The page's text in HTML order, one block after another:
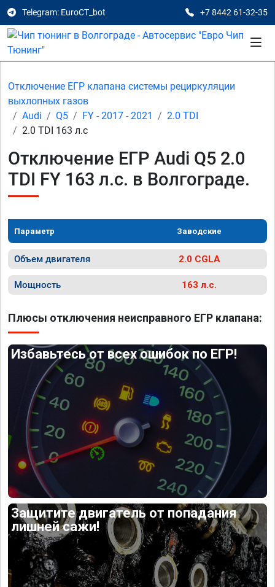
Telegram: EuroCT_bot +7 8442 61-32-35
Отключение ЕГР клапана системы рециркуляции
выхлопных газов
Audi
Q5 FY - 2017 - 2021
2.0 TDI
2.0 TDI 163 л.с
Отключение ЕГР Audi Q5 2.0
TDI FY 163 л.с. в Волгограде.
Параметр Заводские
Объем двигателя 2.0 CGLA
Мощность 163 л.с.
Плюсы отключения неисправного ЕГР клапана:
Избавьтесь от всех ошибок по ЕГР!
Защитите двигатель от попадания
лишней сажи!